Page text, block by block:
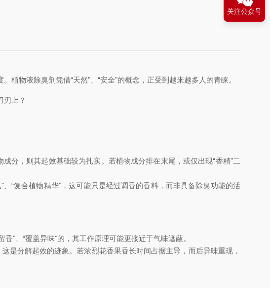
物液除臭剂凭借“天然"、“安全"的概念，正受到越来越多人的青睐。
刃上？
分，则其起效基础较为扎实。若植物成分排在末尾，或仅出现“香精"二
“复合植物精华"，这可能只是经过调香的香料，而非具备除臭功能的活
"、“覆盖异味"的，其工作原理可能更接近于气味遮蔽。
是分解起效的迹象。若浓烈花香果香长时间占据主导，而后异味重现，
关注公众号